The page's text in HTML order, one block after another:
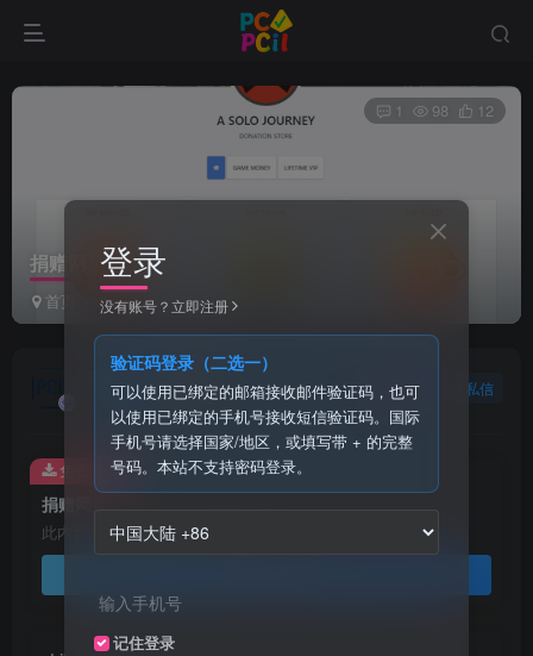
捐赠网店
首页 免费插件 正文
1 98 12
PCI1
1个月前发布
关注 私信
捐赠网店
此内容为免费资源，请登录后查看
免费资源
登录
没有账号？立即注册
验证码登录（二选一）
可以使用已绑定的邮箱接收邮件验证码，也可
以使用已绑定的手机号接收短信验证码。国际
手机号请选择国家/地区，或填写带 + 的完整
号码。本站不支持密码登录。
记住登录